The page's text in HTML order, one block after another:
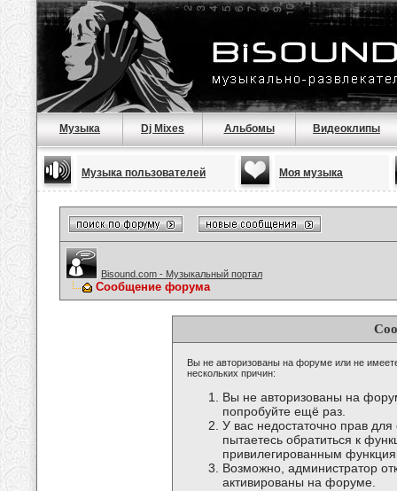
Музыка Dj Mixes Альбомы Видеоклипы
Музыка пользователей Моя музыка
Bisound.com - Музыкальный портал
Сообщение форума
Вы не авторизованы на форуме или не
нескольких причин:
Вы не авторизованы на
попробуйте ещё раз.
У вас недостаточно прав
пытаетесь обратиться к
привилегированным
Возможно, администратор
активированы на форуме.